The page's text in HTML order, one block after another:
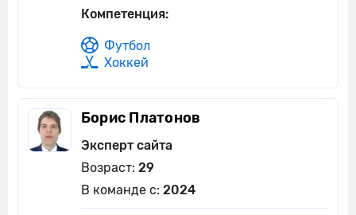
Компетенция:
Футбол
Хоккей
Борис Платонов
Эксперт сайта
Возраст: 29
В команде с: 2024